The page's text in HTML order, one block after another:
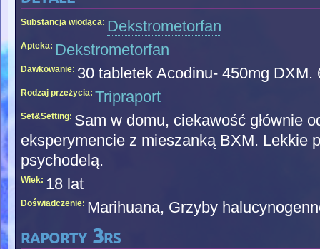
Substancja wiodąca: Dekstrometorfan
Apteka: Dekstrometorfan
Dawkowanie: 30 tabletek Acodinu- 450mg DXM.
Rodzaj przeżycia: Tripraport
Set&Setting: Sam w domu, ciekawość głównie
eksperymencie z mieszanką BXM. Lekkie
psychodelą.
Wiek: 18 lat
Doświadczenie: Marihuana, Grzyby
raporty 3rs